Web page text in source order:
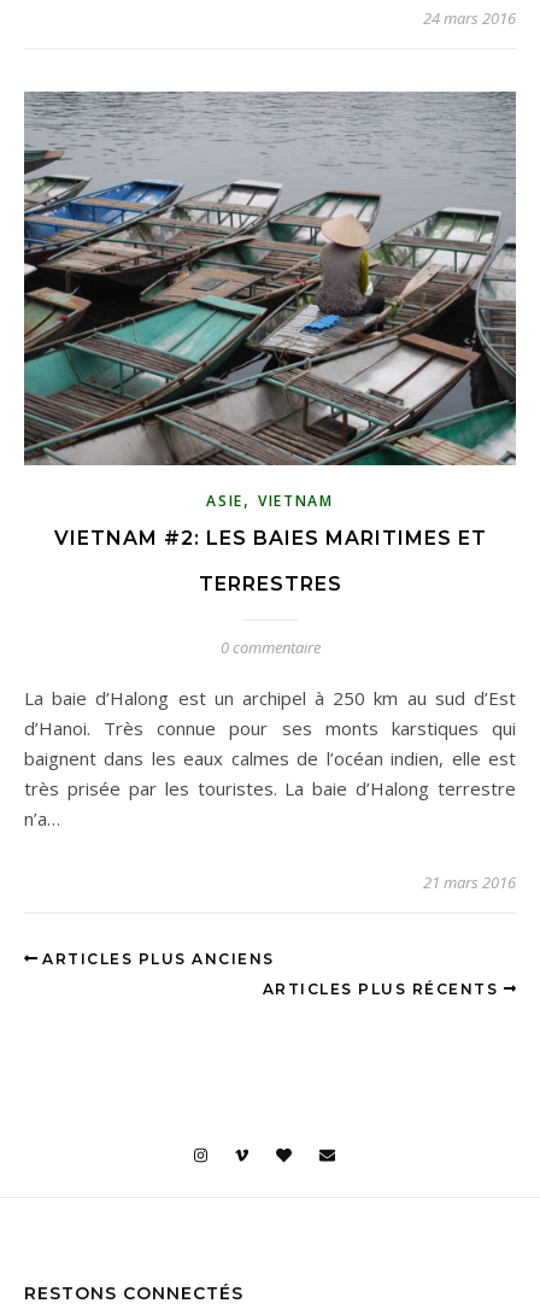
24 mars 2016
ASIE, VIETNAM
VIETNAM #2: LES BAIES MARITIMES ET
TERRESTRES
0 commentaire
La baie d’Halong est un archipel à 250 km au sud d’Est
d’Hanoi. Très connue pour ses monts karstiques qui
baignent dans les eaux calmes de l’océan indien, elle est
très prisée par les touristes. La baie d’Halong terrestre
n’a…
21 mars 2016
ARTICLES PLUS ANCIENS
ARTICLES PLUS RÉCENTS
RESTONS CONNECTÉS